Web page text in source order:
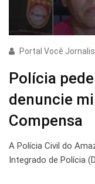
Portal Você
Polícia
denuncie
Compensa
A Polícia Civil do
Integrado de Polícia